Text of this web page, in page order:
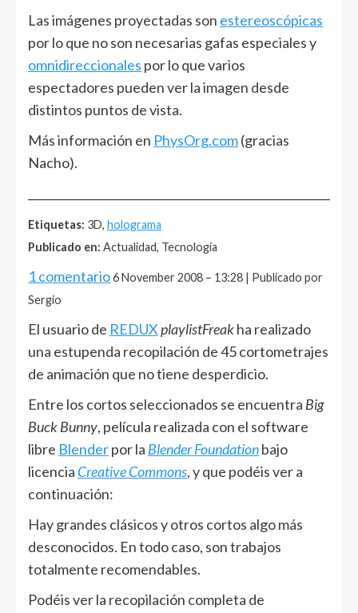
Las imágenes proyectadas son estereoscópicas
por lo que no son necesarias gafas especiales y
omnidireccionales por lo que varios
espectadores pueden ver la imagen desde
distintos puntos de vista.
Más información en PhysOrg.com(gracias
Nacho).
Etiquetas: 3D, holograma
Publicado en: Actualidad, Tecnología
1 comentario6 November 2008 – 13:28 | Publicado por
Sergio
El usuario de REDUXplaylistFreakha realizado
una estupenda recopilación de 45 cortometrajes
de animación que no tiene desperdicio.
Entre los cortos seleccionados se encuentra Big
Buck Bunny, película realizada con el software
libre Blenderpor la Blender Foundationbajo
licencia Creative Commons, y que podéis ver a
continuación:
Hay grandes clásicos y otros cortos algo más
desconocidos. En todo caso, son trabajos
totalmente recomendables.
Podéis ver la recopilación completa de